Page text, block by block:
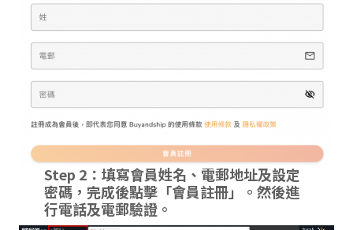
Step 2：填寫會員姓名、電郵地址及設定
密碼，完成後點擊「會員註冊」。然後進
行電話及電郵驗證。